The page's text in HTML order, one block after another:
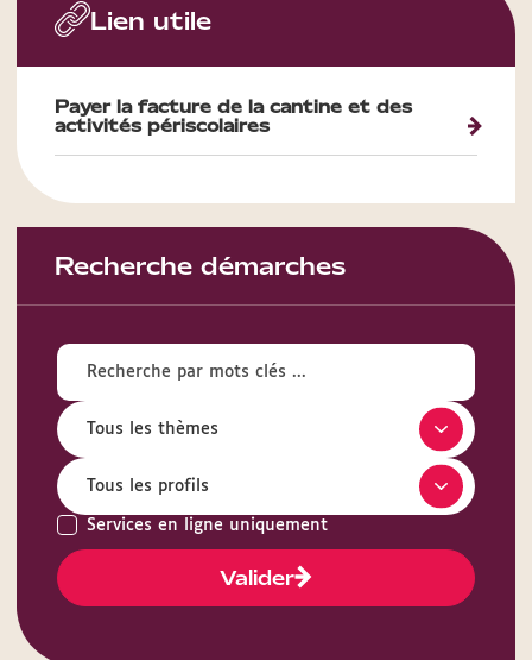
Lien utile
Payer la facture de la cantine et des
activités périscolaires
Recherche démarches
Services en ligne uniquement
Valider